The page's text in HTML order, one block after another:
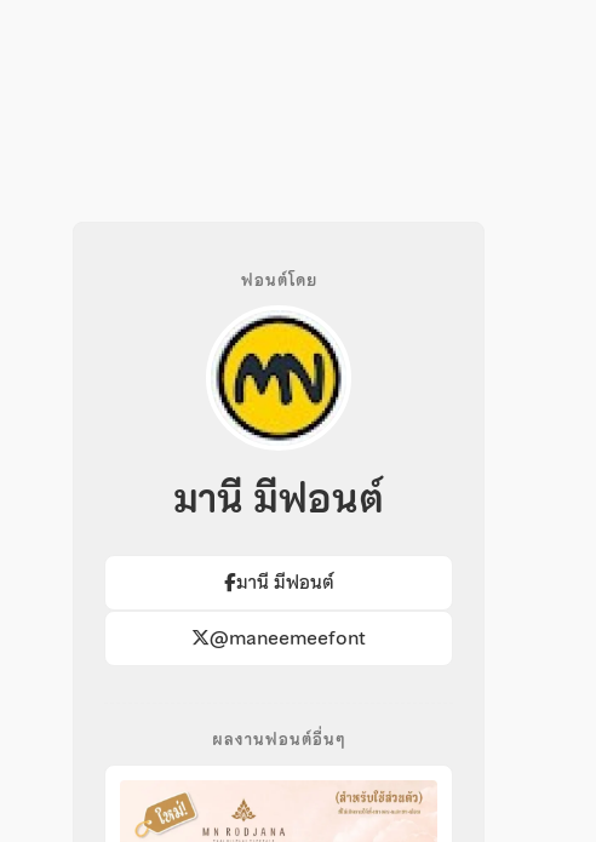
ฟอนต์โดย
มานี มีฟอนต์
มานี มีฟอนต์
@maneemeefont
ผลงานฟอนต์อื่นๆ